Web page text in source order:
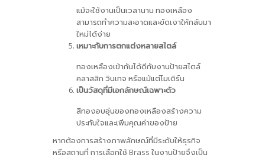
แม้จะใช้งานเป็นเวลานาน ทองเหลือง
สามารถทำความสะอาดและขัดเงาให้กลับมา
ใหม่ได้ง่าย
เหมาะกับการตกแต่งหลายสไตล์
ทองเหลืองเข้ากันได้ดีกับงานป้ายสไตล์
คลาสสิก วินเทจ หรือแม้แต่โมเดิร์น
เป็นวัสดุที่มีเอกลักษณ์เฉพาะตัว
สีทองอบอุ่นของทองเหลืองสร้างความ
ประทับใจและเพิ่มคุณค่าของป้าย
หากต้องการสร้างภาพลักษณ์ที่มีระดับให้ธุรกิจ
หรือสถานที่ การเลือกใช้ Brass ในงานป้ายจึงเป็น